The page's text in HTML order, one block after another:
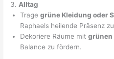
3. Alltag
Tragegrüne Kleidung oder
Raphaels heilende Präsenz
Dekoriere Räume mitgrünen
Balance zu fördern.